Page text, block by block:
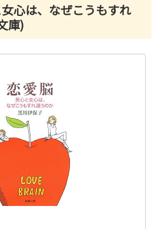
心は、なぜこうもすれ
庫)